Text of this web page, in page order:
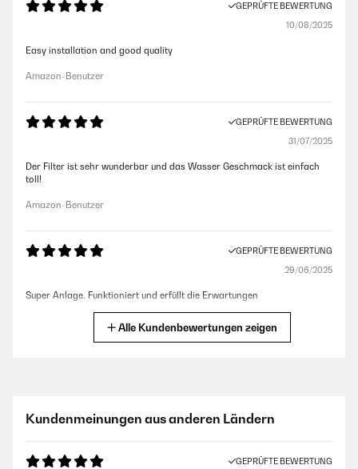
GEPRÜFTE BEWERTUNG
10/08/2025
Easy installation and good quality
Amazon-Benutzer
GEPRÜFTE BEWERTUNG
31/07/2025
Der Filter ist sehr wunderbar und das Wasser Geschmack ist einfach
toll!
Amazon-Benutzer
GEPRÜFTE BEWERTUNG
29/06/2025
Super Anlage. Funktioniert und erfüllt die Erwartungen
Sehr gute Filterung, aber kein Ersatzfilter im Lieferumfang enthalten
Alle Kundenbewertungen zeigen
Kundenmeinungen aus anderen Ländern
GEPRÜFTE BEWERTUNG